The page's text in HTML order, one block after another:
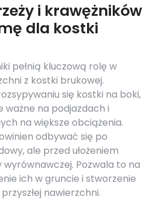
i krawężników
dla kostki
pełnią kluczową rolę w
z kostki brukowej.
się kostki na boki,
ważne na podjazdach i
na większe obciążenia.
odbywać się po
ale przed ułożeniem
Pozwala to na
ich w gruncie i stworzenie
nawierzchni.